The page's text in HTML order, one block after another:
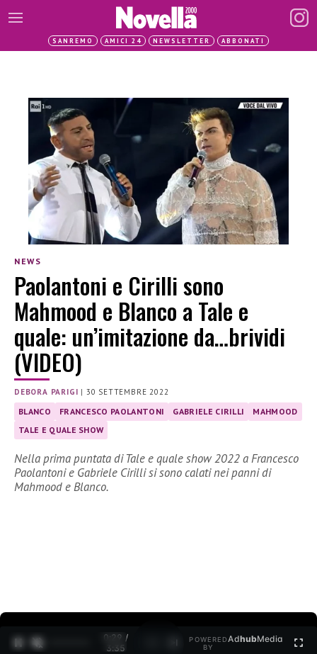
SANREMO AMICI 24 NEWSLETTER ABBONATI
NEWS
Paolantoni e Cirilli sono
Mahmood e Blanco a Tale e
quale: un’imitazione da…brividi
(VIDEO)
DEBORA PARIGI | 30 SETTEMBRE 2022
BLANCO FRANCESCO PAOLANTONI GABRIELE CIRILLI
MAHMOOD
TALE E QUALE SHOW
Nella prima puntata di Tale e quale show 2022 a Francesco
Paolantoni e Gabriele Cirilli si sono calati nei panni di
Mahmood e Blanco.
0:30 /
3:35
POWERED
BY
AdhubMedia